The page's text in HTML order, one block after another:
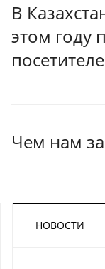
В
этом году
Чем нам
НОВОСТИ